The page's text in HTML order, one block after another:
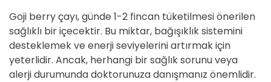
Goji berry çayı, günde 1-2 fincan tüketilmesi önerilen
sağlıklı bir içecektir. Bu miktar, bağışıklık sistemini
desteklemek ve enerji seviyelerini artırmak için
yeterlidir. Ancak, herhangi bir sağlık sorunu veya
alerji durumunda doktorunuza danışmanız önemlidir.